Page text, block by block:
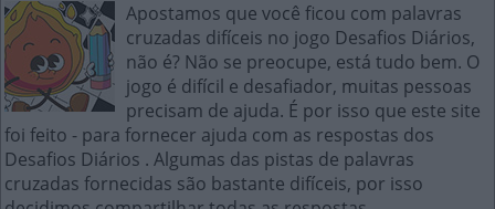
Apostamos que você ficou com palavras
cruzadas difíceis no jogo Desafios Diários,
não é? Não se preocupe, está tudo bem. O
jogo é difícil e desafiador, muitas pessoas
precisam de ajuda. É por isso que este site
foi feito - para fornecer ajuda com as respostas dos
Desafios Diários . Algumas das pistas de palavras
cruzadas fornecidas são bastante difíceis, por isso